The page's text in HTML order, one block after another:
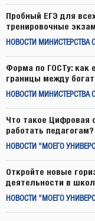
Пробный ЕГЭ для
тренировочные
НОВОСТИ МИНИСТЕРСТВА
Форма по ГОСТу: как
границы между
НОВОСТИ МИНИСТЕРСТВА
Что такое Цифровая
работать педагогам?
НОВОСТИ "МОЕГО
Откройте новые
деятельности в
НОВОСТИ "МОЕГО